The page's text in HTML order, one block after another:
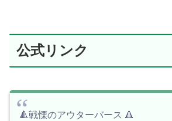
公式リンク
🔺戦慄のアウターバース 🔺